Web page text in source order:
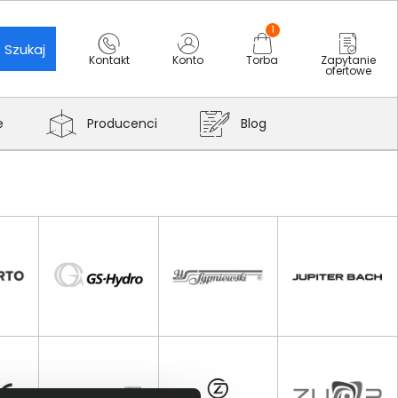
Szukaj
Kontakt Konto
1
Torba Zapytanie
ofertowe
Producenci Blog